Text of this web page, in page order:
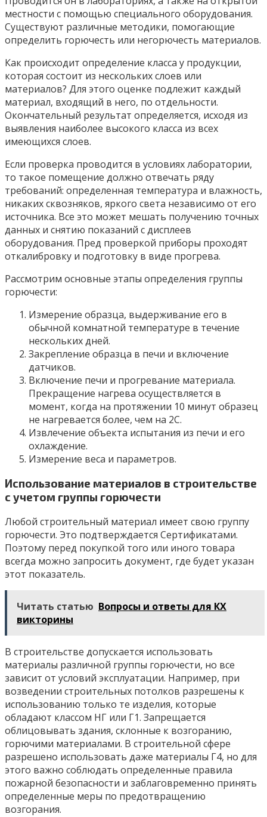
местности с помощью специального оборудования.
Существуют различные методики, помогающие
определить горючесть или негорючесть материалов.
Как происходит определение класса у продукции,
которая состоит из нескольких слоев или
материалов? Для этого оценке подлежит каждый
материал, входящий в него, по отдельности.
Окончательный результат определяется, исходя из
выявления наиболее высокого класса из всех
имеющихся слоев.
Если проверка проводится в условиях лаборатории,
то такое помещение должно отвечать ряду
требований: определенная температура и влажность,
никаких сквозняков, яркого света независимо от его
источника. Все это может мешать получению точных
данных и снятию показаний с дисплеев
оборудования. Пред проверкой приборы проходят
откалибровку и подготовку в виде прогрева.
Рассмотрим основные этапы определения группы
горючести:
Измерение образца, выдерживание его в
обычной комнатной температуре в течение
нескольких дней.
Закрепление образца в печи и включение
датчиков.
Включение печи и прогревание материала.
Прекращение нагрева осуществляется в
момент, когда на протяжении 10 минут образец
не нагревается более, чем на 2С.
Извлечение объекта испытания из печи и его
охлаждение.
Измерение веса и параметров.
Использование материалов в строительстве
с учетом группы горючести
Любой строительный материал имеет свою группу
горючести. Это подтверждается Сертификатами.
Поэтому перед покупкой того или иного товара
всегда можно запросить документ, где будет указан
этот показатель.
Читать статью Вопросы и ответы для КХ
викторины
В строительстве допускается использовать
материалы различной группы горючести, но все
зависит от условий эксплуатации. Например, при
возведении строительных потолков разрешены к
использованию только те изделия, которые
обладают классом НГ или Г1. Запрещается
облицовывать здания, склонные к возгоранию,
горючими материалами. В строительной сфере
разрешено использовать даже материалы Г4, но для
этого важно соблюдать определенные правила
пожарной безопасности и заблаговременно принять
определенные меры по предотвращению
возгорания.